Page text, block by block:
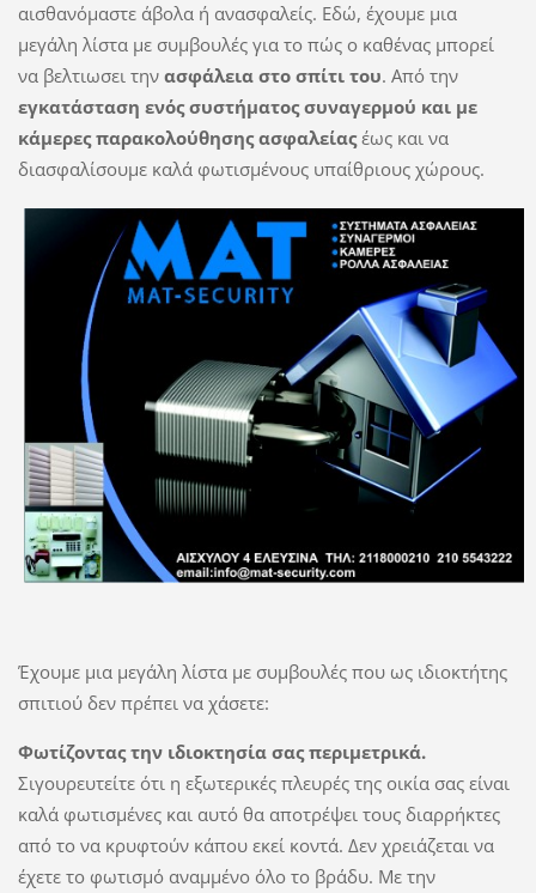
αισθανόμαστε άβολα ή ανασφαλείς. Εδώ, έχουμε μια
μεγάλη λίστα με συμβουλές για το πώς ο καθένας μπορεί
να βελτιωσει την ασφάλεια στο σπίτι του. Από την
εγκατάσταση ενός συστήματος συναγερμού και με
κάμερες παρακολούθησης ασφαλείαςέως και να
διασφαλίσουμεκαλά φωτισμένους υπαίθριους χώρους.
Έχουμε μια μεγάλη λίστα με συμβουλέςπου ως ιδιοκτήτης
σπιτιούδεν πρέπει να χάσετε:
Φωτίζοντας την ιδιοκτησία σας περιμετρικά.
Σιγουρευτείτε ότι η εξωτερικές πλευρές της οικία σας είναι
καλά φωτισμένες και αυτό θα αποτρέψει τους διαρρήκτες
από το να κρυφτούν κάπου εκεί κοντά. Δεν χρειάζεται να
έχετε το φωτισμό αναμμένο όλο το βράδυ. Με την